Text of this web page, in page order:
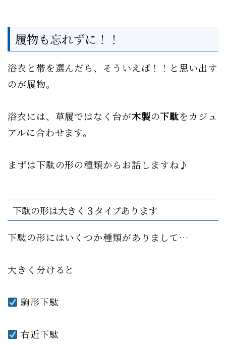
履物も忘れずに！！
浴衣と帯を選んだら、そういえば！！と思い出す
のが履物。
浴衣には、草履ではなく台が木製の下駄をカジュ
アルに合わせます。
まずは下駄の形の種類からお話しますね♪
下駄の形は大きく３タイプあります
下駄の形にはいくつか種類がありまして…
大きく分けると
駒形下駄
右近下駄